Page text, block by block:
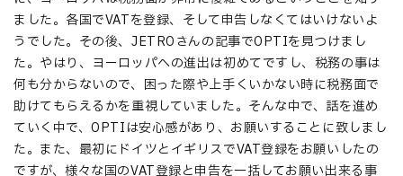
ました。各国でVATを登録、そして申告しなくてはいけないよ
うでした。その後、JETROさんの記事でOPTIを見つけまし
た。やはり、ヨーロッパへの進出は初めてですし、税務の事は
何も分からないので、困った際や上手くいかない時に税務面で
助けてもらえるかを重視していました。そんな中で、話を進め
ていく中で、OPTIは安心感があり、お願いすることに致しまし
た。また、最初にドイツとイギリスでVAT登録をお願いしたの
ですが、様々な国のVAT登録と申告を一括してお願い出来る事